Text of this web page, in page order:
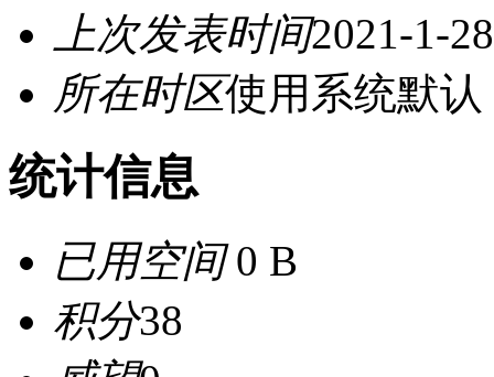
上次发表时间2021-1-
所在时区使用系统默认
统计信息
已用空间0 B
积分38